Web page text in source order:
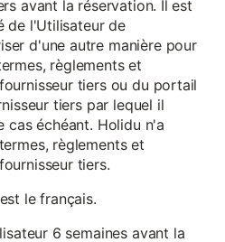
avant la réservation. Il est
de l'Utilisateur de
d'une autre manière pour
règlements et
tiers ou du portail
tiers par lequel il
cas échéant. Holidu n'a
règlements et
tiers.
le français.
6 semaines avant la